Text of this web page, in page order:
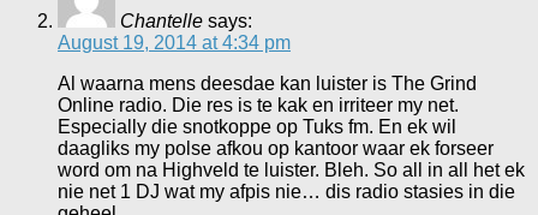
Chantelle says:
August 19, 2014 at 4:34 pm
Al waarna mens deesdae kan luister is The Grind
Online radio. Die res is te kak en irriteer my net.
Especially die snotkoppe op Tuks fm. En ek wil
daagliks my polse afkou op kantoor waar ek forseer
word om na Highveld te luister. Bleh. So all in all het ek
nie net 1 DJ wat my afpis nie… dis radio stasies in die